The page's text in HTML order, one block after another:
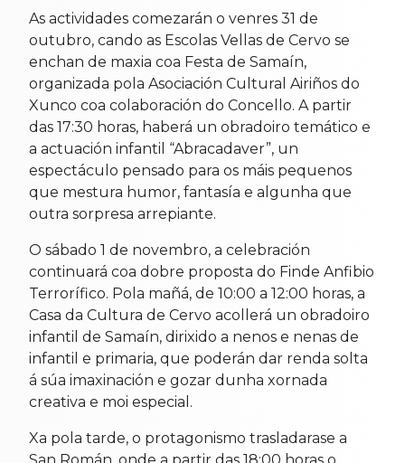
As actividades comezarán o venres 31 de
outubro, cando as Escolas Vellas de Cervo se
enchan de maxia coa Festa de Samaín,
organizada pola Asociación Cultural Airiños do
Xunco coa colaboración do Concello. A partir
das 17:30 horas, haberá un obradoiro temático e
a actuación infantil “Abracadaver”, un
espectáculo pensado para os máis pequenos
que mestura humor, fantasía e algunha que
outra sorpresa arrepiante.
O sábado 1 de novembro, a celebración
continuará coa dobre proposta do Finde Anfibio
Terrorífico. Pola mañá, de 10:00 a 12:00 horas, a
Casa da Cultura de Cervo acollerá un obradoiro
infantil de Samaín, dirixido a nenos e nenas de
infantil e primaria, que poderán dar renda solta
á súa imaxinación e gozar dunha xornada
creativa e moi especial.
Xa pola tarde, o protagonismo trasladarase a
San Román, onde a partir das 18:00 horas o